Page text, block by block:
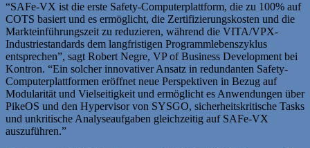
“SAFe-VX ist die erste Safety-Computerplattform, die zu 100% auf
COTS basiert und es ermöglicht, die Zertifizierungskosten und die
Markteinführungszeit zu reduzieren, während die VITA/VPX-
Industriestandards dem langfristigen Programmlebenszyklus
entsprechen”, sagt Robert Negre, VP of Business Development bei
Kontron. “Ein solcher innovativer Ansatz in redundanten Safety-
Computerplattformen eröffnet neue Perspektiven in Bezug auf
Modularität und Vielseitigkeit und ermöglicht es Anwendungen über
PikeOS und den Hypervisor von SYSGO, sicherheitskritische Tasks
und unkritische Analyseaufgaben gleichzeitig auf SAFe-VX
auszuführen.”